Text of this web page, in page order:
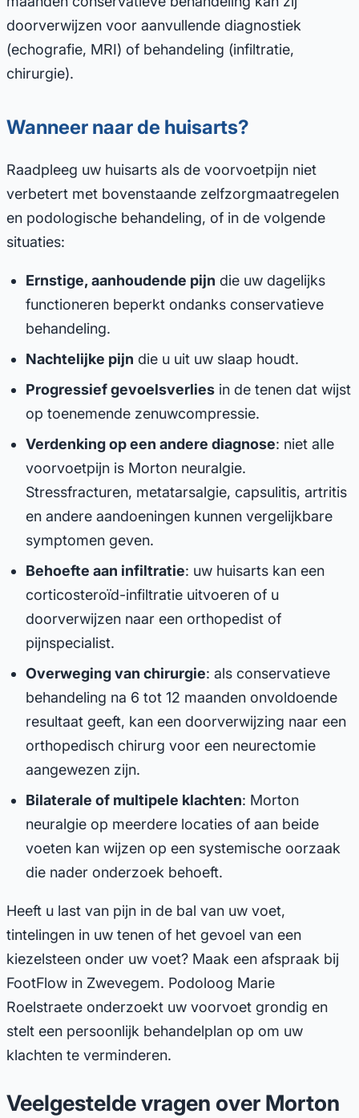
doorverwijzen voor aanvullende diagnostiek
(echografie, MRI) of behandeling (infiltratie,
chirurgie).
Wanneer naar de huisarts?
Raadpleeg uw huisarts als de voorvoetpijn niet
verbetert met bovenstaande zelfzorgmaatregelen
en podologische behandeling, of in de volgende
situaties:
Ernstige, aanhoudende pijn die uw dagelijks
functioneren beperkt ondanks conservatieve
behandeling.
Nachtelijke pijn die u uit uw slaap houdt.
Progressief gevoelsverlies in de tenen dat wijst
op toenemende zenuwcompressie.
Verdenking op een andere diagnose: niet alle
voorvoetpijn is Morton neuralgie.
Stressfracturen, metatarsalgie, capsulitis, artritis
en andere aandoeningen kunnen vergelijkbare
symptomen geven.
Behoefte aan infiltratie: uw huisarts kan een
corticosteroïd-infiltratie uitvoeren of u
doorverwijzen naar een orthopedist of
pijnspecialist.
Overweging van chirurgie: als conservatieve
behandeling na 6 tot 12 maanden onvoldoende
resultaat geeft, kan een doorverwijzing naar een
orthopedisch chirurg voor een neurectomie
aangewezen zijn.
Bilaterale of multipele klachten: Morton
neuralgie op meerdere locaties of aan beide
voeten kan wijzen op een systemische oorzaak
die nader onderzoek behoeft.
Heeft u last van pijn in de bal van uw voet,
tintelingen in uw tenen of het gevoel van een
kiezelsteen onder uw voet? Maak een afspraak bij
FootFlow in Zwevegem. Podoloog Marie
Roelstraete onderzoekt uw voorvoet grondig en
stelt een persoonlijk behandelplan op om uw
klachten te verminderen.
Veelgestelde vragen over Morton